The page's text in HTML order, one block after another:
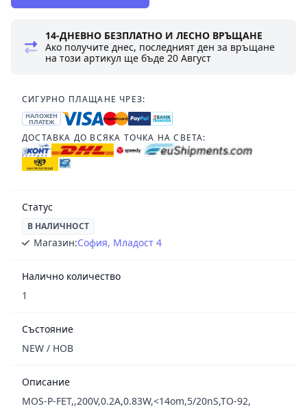
14-ДНЕВНО БЕЗПЛАТНО И ЛЕСНО ВРЪЩАНЕ
Ако получите днес, последният ден за връщане
на този артикул ще бъде20 Август
СИГУРНО ПЛАЩАНЕ ЧРЕЗ:
НАЛОЖЕН
ПЛАТЕЖ
ДОСТАВКА ДО ВСЯКА ТОЧКА НА СВЕТА:
Статус
В НАЛИЧНОСТ
Магазин:София, Младост 4
Налично количество
1
Състояние
NEW / НОВ
Описание
MOS-P-FET,,200V,0.2A,0.83W,<14om,5/20nS,TO-92,